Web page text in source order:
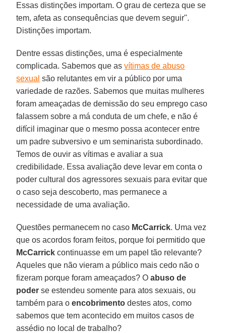
Essas distinções importam. O grau de certeza que se
tem, afeta as consequências que devem seguir".
Distinções importam.
Dentre essas distinções, uma é especialmente
complicada. Sabemos que asvítimas de abuso
sexual são relutantes em vir a público por uma
variedade de razões. Sabemos que muitas mulheres
foram ameaçadas de demissão do seu emprego caso
falassem sobre a má conduta de um chefe, e não é
difícil imaginar que o mesmo possa acontecer entre
um padre subversivo e um seminarista subordinado.
Temos de ouvir as vítimas e avaliar a sua
credibilidade. Essa avaliação deve levar em conta o
poder cultural dos agressores sexuais para evitar que
o caso seja descoberto, mas permanece a
necessidade de uma avaliação.
Questões permanecem no caso McCarrick. Uma vez
que os acordos foram feitos, porque foi permitido que
McCarrick continuasse em um papel tão relevante?
Aqueles que não vieram a público mais cedo não o
fizeram porque foram ameaçados? Oabuso de
poder se estendeu somente para atos sexuais, ou
também para oencobrimento destes atos, como
sabemos que tem acontecido em muitos casos de
assédio no local de trabalho?